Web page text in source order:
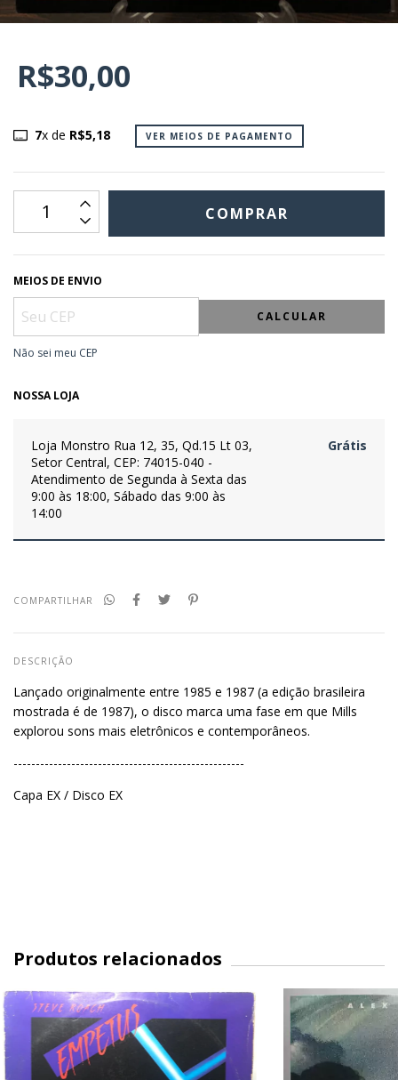
R$30,00
7x de R$5,18 VER MEIOS DE PAGAMENTO
MEIOS DE ENVIO
CALCULAR
Não sei meu CEP
NOSSA LOJA
Loja Monstro Rua 12, 35, Qd.15 Lt 03,
Setor Central, CEP: 74015-040 -
Atendimento de Segunda à Sexta das
9:00 às 18:00, Sábado das 9:00 às
14:00
Grátis
COMPARTILHAR
DESCRIÇÃO
Lançado originalmente entre 1985 e 1987 (a edição brasileira
mostrada é de 1987), o disco marca uma fase em que Mills
explorou sons mais eletrônicos e contemporâneos.
----------------------------------------------------
Capa EX / Disco EX
Produtos relacionados